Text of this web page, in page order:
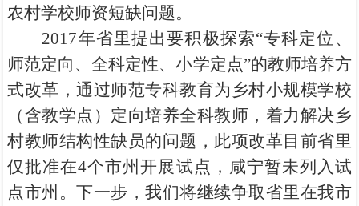
农村学校师资短缺问题。
2017年省里提出要积极探索“专科定位、
师范定向、全科定性、小学定点”的教师培养方
式改革，通过师范专科教育为乡村小规模学校
（含教学点）定向培养全科教师，着力解决乡
村教师结构性缺员的问题，此项改革目前省里
仅批准在4个市州开展试点，咸宁暂未列入试
点市州。下一步，我们将继续争取省里在我市